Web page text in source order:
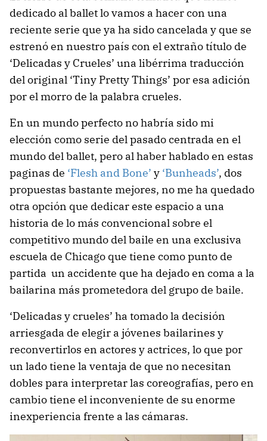
dedicado al ballet lo vamos a hacer con una
reciente serie que ya ha sido cancelada y que se
estrenó en nuestro país con el extraño título de
‘Delicadas y Crueles’ una libérrima traducción
del original ‘Tiny Pretty Things’ por esa adición
por el morro de la palabra crueles.
En un mundo perfecto no habría sido mi
elección como serie del pasado centrada en el
mundo del ballet, pero al haber hablado en estas
paginas de ‘Flesh and Bone’ y ‘Bunheads’, dos
propuestas bastante mejores, no me ha quedado
otra opción que dedicar este espacio a una
historia de lo más convencional sobre el
competitivo mundo del baile en una exclusiva
escuela de Chicago que tiene como punto de
partida un accidente que ha dejado en coma a la
bailarina más prometedora del grupo de baile.
‘Delicadas y crueles’ ha tomado la decisión
arriesgada de elegir a jóvenes bailarines y
reconvertirlos en actores y actrices, lo que por
un lado tiene la ventaja de que no necesitan
dobles para interpretar las coreografías, pero en
cambio tiene el inconveniente de su enorme
inexperiencia frente a las cámaras.